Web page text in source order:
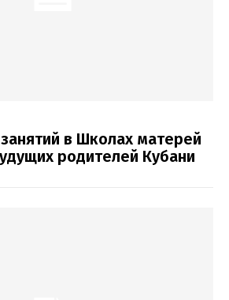
в Школах матерей
родителей Кубани